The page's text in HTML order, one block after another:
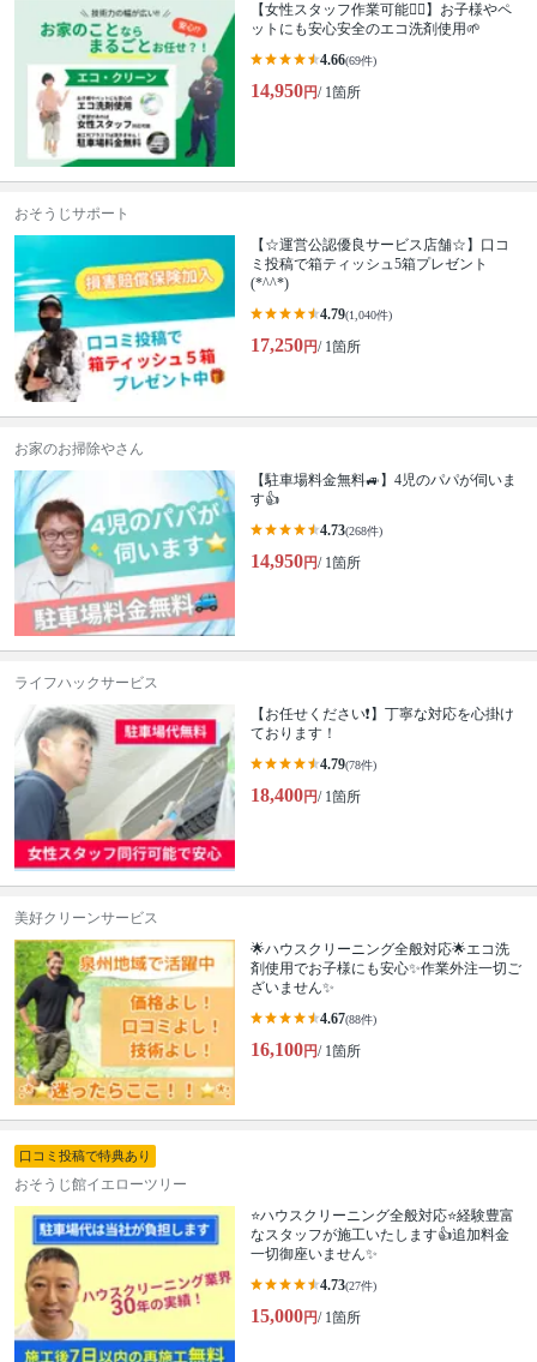
【女性スタッフ作業可能🙆‍♀️】お子様やペ
ットにも安心安全のエコ洗剤使用🌱
4.66(69件)
14,950円/ 1箇所
おそうじサポート
【☆運営公認優良サービス店舗☆】口コ
ミ投稿で箱ティッシュ5箱プレゼント
(*^^*)
4.79(1,040件)
17,250円/ 1箇所
お家のお掃除やさん
【駐車場料金無料🚙】4児のパパが伺いま
す👍
4.73(268件)
14,950円/ 1箇所
ライフハックサービス
【お任せください❗️】丁寧な対応を心掛け
ております！
4.79(78件)
18,400円/ 1箇所
美好クリーンサービス
🌟ハウスクリーニング全般対応🌟エコ洗
剤使用でお子様にも安心✨作業外注一切ご
ざいません✨
4.67(88件)
16,100円/ 1箇所
口コミ投稿で特典あり
おそうじ館イエローツリー
⭐ハウスクリーニング全般対応⭐経験豊富
なスタッフが施工いたします👍追加料金
一切御座いません✨
4.73(27件)
15,000円/ 1箇所